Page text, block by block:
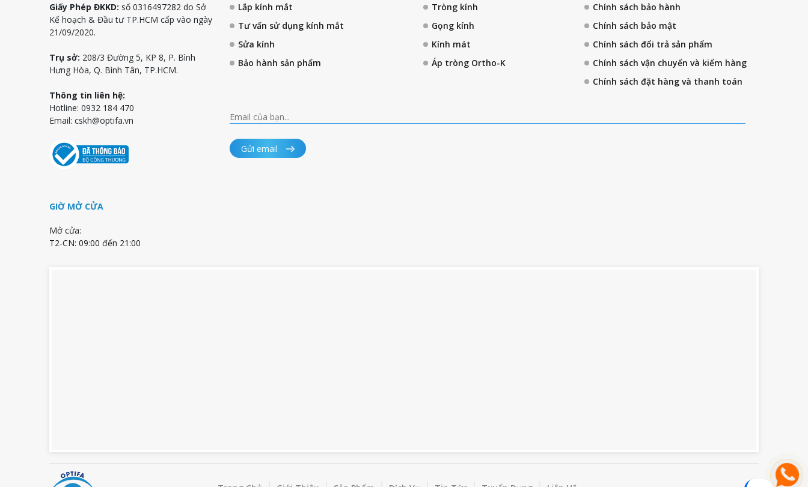
Giấy Phép ĐKKD: số 0316497282 do Sở
Kế hoạch & Đầu tư TP.HCM cấp vào ngày
21/09/2020.
Trụ sở: 208/3 Đường 5, KP 8, P. Bình
Hưng Hòa, Q. Bình Tân, TP.HCM.
Thông tin liên hệ:
Hotline: 0932 184 470
Email: cskh@optifa.vn
Lắp kính mắt
Tư vấn sử dụng kính mắt
Sửa kính
Bảo hành sản phẩm
Tròng kính
Gọng kính
Kính mát
Áp tròng Ortho-K
Chính sách bảo hành
Chính sách bảo mật
Chính sách đổi trả sản phẩm
Chính sách vận chuyển và kiểm hàng
Chính sách đặt hàng và thanh toán
Gửi email
GIỜ MỞ CỬA
Mở cửa:
T2-CN: 09:00 đến 21:00